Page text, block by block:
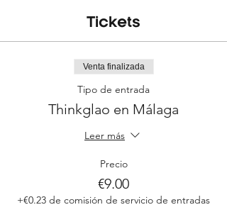
Tickets
Venta finalizada
Tipo de entrada
Thinkglao en Málaga
Leer más
Precio
€9.00
+€0.23 de comisión de servicio de entradas